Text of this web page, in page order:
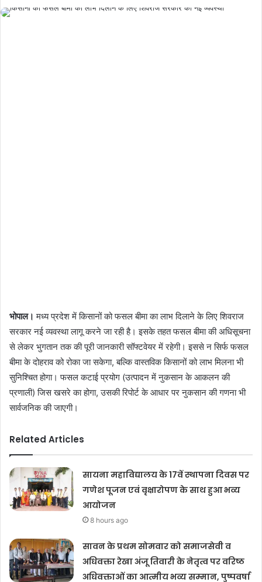
भोपाल।मध्य प्रदेश में किसानों को फसल बीमा का लाभ दिलाने के लिए शिवराज
सरकार नई व्यवस्था लागू करने जा रही है। इसके तहत फसल बीमा की अधिसूचना
से लेकर भुगतान तक की पूरी जानकारी सॉफ्टवेयर में रहेगी। इससे न सिर्फ फसल
बीमा के दोहराव को रोका जा सकेगा, बल्कि वास्तविक किसानों को लाभ मिलना भी
सुनिश्चित होगा। फसल कटाई प्रयोग (उत्पादन में नुकसान के आकलन की
प्रणाली) जिस खसरे का होगा, उसकी रिपोर्ट के आधार पर नुकसान की गणना भी
सार्वजनिक की जाएगी।
Related Articles
सायना महाविद्यालय के 17वें स्थापना दिवस पर
गणेश पूजन एवं वृक्षारोपण के साथ हुआ भव्य
आयोजन
8 hours ago
सावन के प्रथम सोमवार को समाजसेवी व
अधिवक्ता रेखा अंजू तिवारी के नेतृत्व पर वरिष्ठ
अधिवक्ताओं का आत्मीय भव्य सम्मान, पुष्पवर्षा